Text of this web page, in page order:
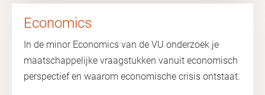
Economics
In de minor Economics van de VU onderzoek je
maatschappelijke vraagstukken vanuit economisch
perspectief en waarom economische crisis ontstaat.